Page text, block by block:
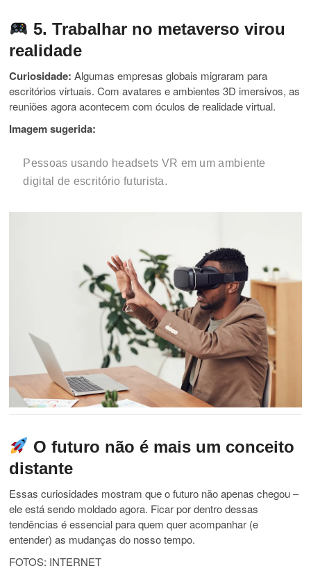
5. Trabalhar no metaverso virou
realidade
Curiosidade: Algumas empresas globais migraram para
escritórios virtuais. Com avatares e ambientes 3D imersivos, as
reuniões agora acontecem com óculos de realidade virtual.
Imagem sugerida:
Pessoas usando headsets VR em um ambiente
digital de escritório futurista.
O futuro não é mais um conceito
distante
Essas curiosidades mostram que o futuro não apenas chegou –
ele está sendo moldado agora. Ficar por dentro dessas
tendências é essencial para quem quer acompanhar (e
entender) as mudanças do nosso tempo.
FOTOS: INTERNET